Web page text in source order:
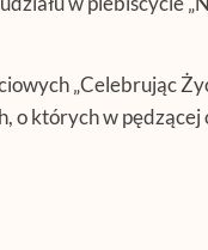
„Celebrując
o których w